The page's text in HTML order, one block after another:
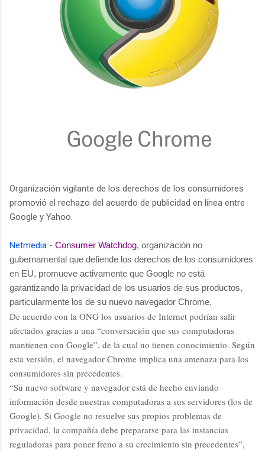
Organización vigilante de los derechos de los consumidores
promovió el rechazo del acuerdo de publicidad en línea entre
Google y Yahoo.
Netmedia - Consumer Watchdog, organización no
gubernamental que defiende los derechos de los consumidores
en EU, promueve activamente que Google no está
garantizando la privacidad de los usuarios de sus productos,
particularmente los de su nuevo navegador Chrome.
De acuerdo con la ONG los usuarios de Internet podrían salir
afectados gracias a una “conversación que sus computadoras
mantienen con Google”, de la cual no tienen conocimiento. Según
esta versión, el navegador Chrome implica una amenaza para los
consumidores sin precedentes.
“Su nuevo software y navegador está de hecho enviando
información desde nuestras computadoras a sus servidores (los de
Google). Si Google no resuelve sus propios problemas de
privacidad, la compañía debe prepararse para las instancias
reguladoras para poner freno a su crecimiento sin precedentes”,